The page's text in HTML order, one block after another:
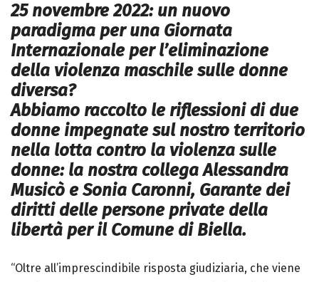
25 novembre 2022: un nuovo
paradigma per una Giornata
Internazionale per l’eliminazione
della violenza maschile sulle donne
diversa?
Abbiamo raccolto le riflessioni di due
donne impegnate sul nostro territorio
nella lotta contro la violenza sulle
donne: la nostra collega Alessandra
Musicò e Sonia Caronni, Garante dei
diritti delle persone private della
libertà per il Comune di Biella.
“Oltre all’imprescindibile risposta giudiziaria, che viene